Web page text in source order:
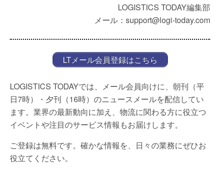
LOGISTICS TODAY編集部
メール：support@logi-today.com
LTメール会員登録はこちら
LOGISTICS TODAYでは、メール会員向けに、朝刊（平
日7時）・夕刊（16時）のニュースメールを配信してい
ます。業界の最新動向に加え、物流に関わる方に役立つ
イベントや注目のサービス情報もお届けします。
ご登録は無料です。確かな情報を、日々の業務にぜひお
役立てください。